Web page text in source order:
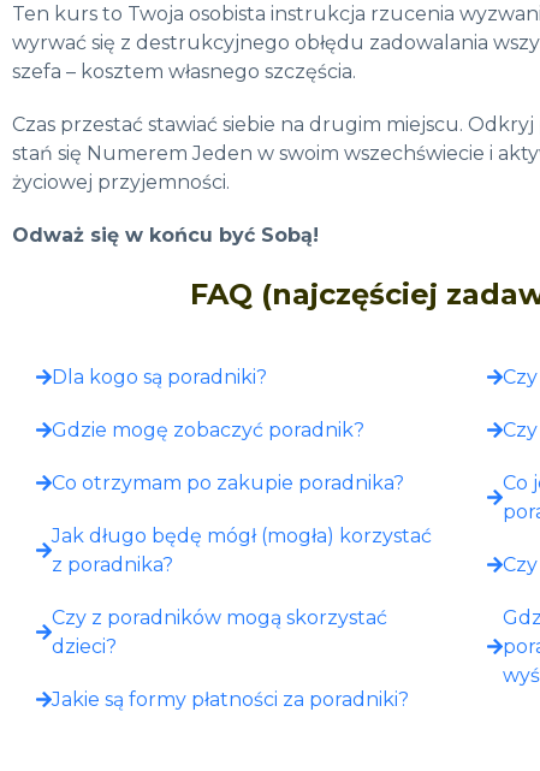
Ten kurs to Twoja osobista instrukcja rzucenia
wyrwać się z destrukcyjnego obłędu zadowalania
szefa – kosztem własnego szczęścia.
Czas przestać stawiać siebie na drugim miejscu.
stań się Numerem Jeden w swoim wszechświecie i
życiowej przyjemności.
Odważ się w końcu być Sobą!
FAQ (najczęściej
Dla kogo są poradniki?
Gdzie mogę zobaczyć poradnik?​
Co otrzymam po zakupie poradnika?​
Jak długo będę mógł (mogła) korzystać
z poradnika?
Czy z poradników mogą skorzystać
dzieci?
Jakie są formy płatności za poradniki?
Co